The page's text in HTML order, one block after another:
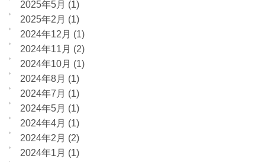
2025年5月 (1)
2025年2月 (1)
2024年12月 (1)
2024年11月 (2)
2024年10月 (1)
2024年8月 (1)
2024年7月 (1)
2024年5月 (1)
2024年4月 (1)
2024年2月 (2)
2024年1月 (1)